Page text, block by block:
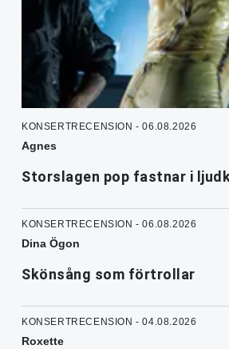
KONSERTRECENSION - 06.08.2026
Agnes
Storslagen pop fastnar i
KONSERTRECENSION - 06.08.2026
Dina Ögon
Skönsång som förtrollar
KONSERTRECENSION - 04.08.2026
Roxette